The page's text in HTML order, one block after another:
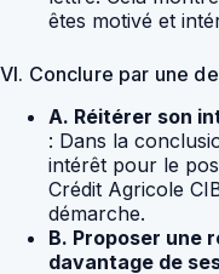
êtes motivé et
VI. Conclure par une
A. Réitérer son
: Dans la
intérêt pour le
Crédit Agricole
démarche.
B. Proposer une
davantage de